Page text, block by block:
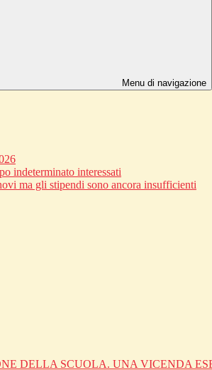
Menu di navigazione
indeterminato interessati
ma gli stipendi sono ancora insufficienti
DELLA SCUOLA. UNA VICENDA